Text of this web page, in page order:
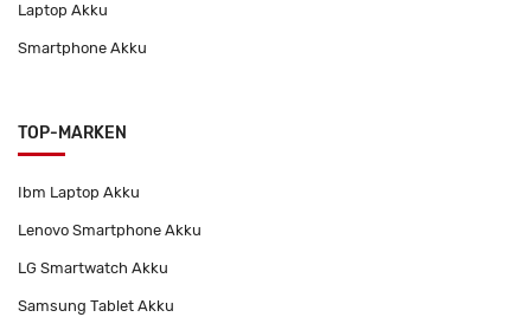
Laptop Akku
Smartphone Akku
TOP-MARKEN
Ibm Laptop Akku
Lenovo Smartphone Akku
LG Smartwatch Akku
Samsung Tablet Akku